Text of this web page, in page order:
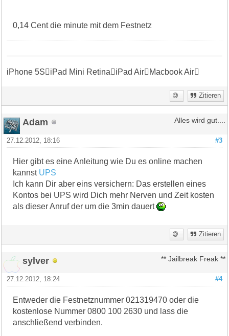
0,14 Cent die minute mit dem Festnetz
iPhone 5SiPad Mini RetinaiPad AirMacbook Air
Zitieren
Adam Alles wird gut....
#3
27.12.2012, 18:16
Hier gibt es eine Anleitung wie Du es online machen
kannst UPS
Ich kann Dir aber eins versichern: Das erstellen eines
Kontos bei UPS wird Dich mehr Nerven und Zeit kosten
als dieser Anruf der um die 3min dauert
Zitieren
sylver ** Jailbreak Freak **
#4
27.12.2012, 18:24
Entweder die Festnetznummer 021319470 oder die
kostenlose Nummer 0800 100 2630 und lass die
anschließend verbinden.